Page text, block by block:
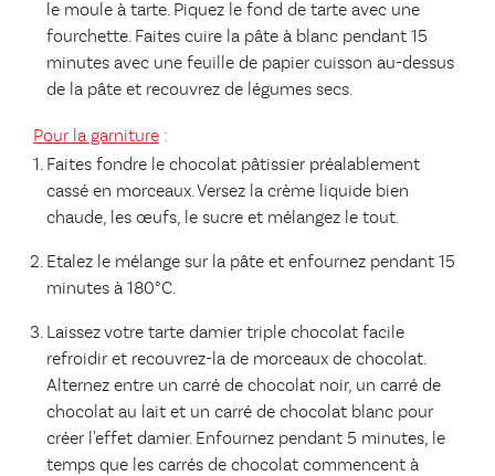
le moule à tarte. Piquez le fond de tarte avec une
fourchette. Faites cuire la pâte à blanc pendant 15
minutes avec une feuille de papier cuisson au-dessus
de la pâte et recouvrez de légumes secs.
Pour la garniture :
Faites fondre le chocolat pâtissier préalablement
cassé en morceaux. Versez la crème liquide bien
chaude, les œufs, le sucre et mélangez le tout.
Etalez le mélange sur la pâte et enfournez pendant 15
minutes à 180°C.
Laissez votre tarte damier triple chocolat facile
refroidir et recouvrez-la de morceaux de chocolat.
Alternez entre un carré de chocolat noir, un carré de
chocolat au lait et un carré de chocolat blanc pour
créer l'effet damier. Enfournez pendant 5 minutes, le
temps que les carrés de chocolat commencent à